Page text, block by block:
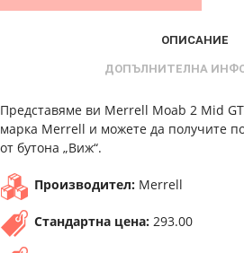
ОПИСАНИЕ
ДОПЪЛНИТЕЛНА
Представяме ви Merrell Moab 2 Mid
марка Merrell и можете да получите
от бутона „Виж“.
Производител: Merrell
Стандартна цена: 293.00